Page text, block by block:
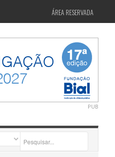
ÁREA RESERVADA
PUB